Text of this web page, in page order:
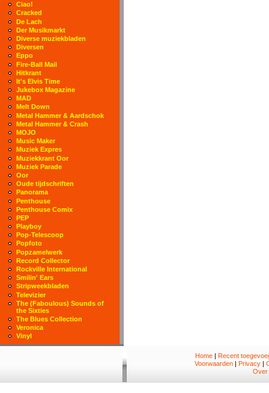
Ciao!
Cracked
De Lach
Der Musikmarkt
Diverse muziekbladen
Diversen
Eppo
Fire-Ball Mail
Hitkrant
It's Elvis Time
Jukebox Magazine
MAD
Melt Down
Metal Hammer & Aardschok
Metal Hammer & Crash
MOJO
Music Maker
Muziek Expres
Muziekkrant Oor
Muziek Parade
Oor
Oude tijdschriften
Panorama
Penthouse
Penthouse Comix
PEP
Playboy
Pop-Telescoop
Popfoto
Popzamelwerk
Record Collector
Rockville International
Smilin' Ears
Stripweekbladen
Televizier
The (Faboulous) Sounds of
the Sixties
The Blues Collection
Veronica
Vinyl
Home| Recent
Voorwaarden | Privacy |
Over